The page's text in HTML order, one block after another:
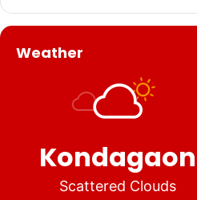
Weather
Kondagaon
Scattered Clouds